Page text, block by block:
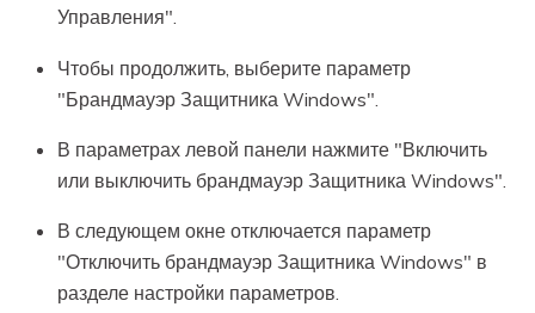
Управления".
Чтобы продолжить, выберите параметр
"Брандмауэр Защитника Windows".
В параметрах левой панели нажмите "Включить
или выключить брандмауэр Защитника Windows".
В следующем окне отключается параметр
"Отключить брандмауэр Защитника Windows" в
разделе настройки параметров.